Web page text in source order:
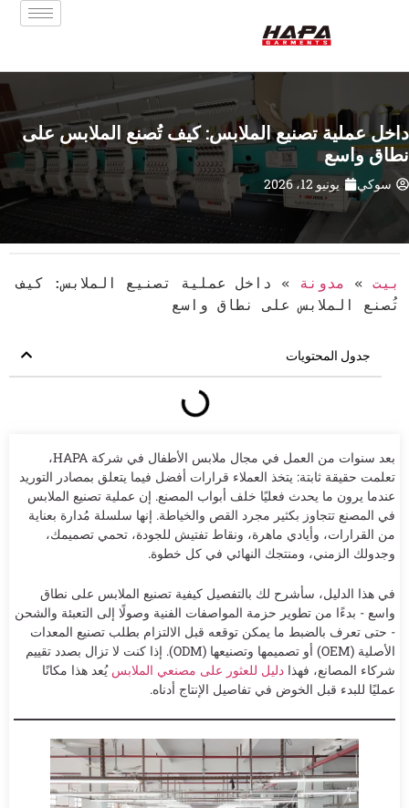
داخل عملية تصنيع الملابس: كيف تُصنع الملابس على
نطاق واسع
سوكي يونيو 12، 2026
بيت » مدونة »
داخل عملية تصنيع الملابس: كيف
تُصنع الملابس على نطاق واسع
جدول المحتويات
بعد سنوات من العمل في مجال ملابس الأطفال في شركة HAPA،
تعلمت حقيقة ثابتة: يتخذ العملاء قرارات أفضل فيما يتعلق بمصادر التوريد
عندما يرون ما يحدث فعليًا خلف أبواب المصنع. إن عملية تصنيع الملابس
في المصنع تتجاوز بكثير مجرد القص والخياطة. إنها سلسلة مُدارة بعناية
من القرارات، وأيادي ماهرة، ونقاط تفتيش للجودة، تحمي تصميمك،
وجدولك الزمني، ومنتجك النهائي في كل خطوة.
في هذا الدليل، سأشرح لك بالتفصيل كيفية تصنيع الملابس على نطاق
واسع - بدءًا من تطوير حزمة المواصفات الفنية وصولًا إلى التعبئة والشحن
- حتى تعرف بالضبط ما يمكن توقعه قبل الالتزام بطلب تصنيع المعدات
الأصلية (OEM) أو تصميمها وتصنيعها (ODM). إذا كنت لا تزال بصدد تقييم
شركاء المصانع، فهذا دليل للعثور على مصنعي الملابس يُعد هذا مكانًا
عمليًا للبدء قبل الخوض في تفاصيل الإنتاج أدناه.